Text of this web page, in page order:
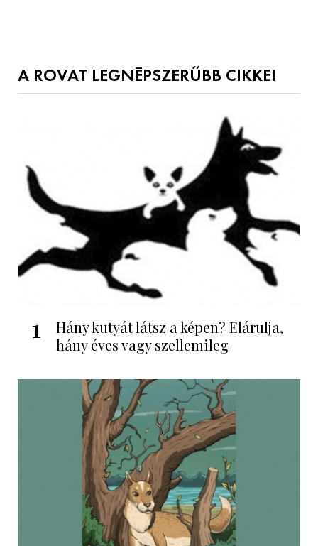
A ROVAT LEGNÉPSZERŰBB CIKKEI
1
Hány kutyát látsz a képen? Elárulja,
hány éves vagy szellemileg